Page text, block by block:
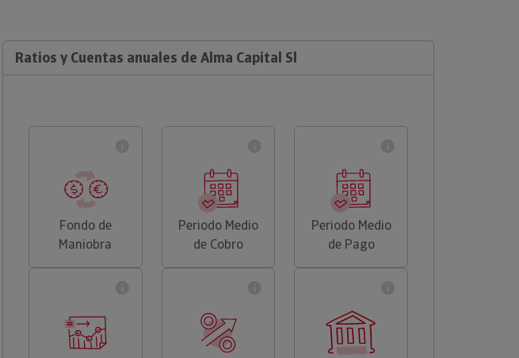
Ratios y Cuentas anuales de Alma Capital Sl
Fondo de
Maniobra
Periodo Medio
de Cobro
Periodo Medio
de Pago